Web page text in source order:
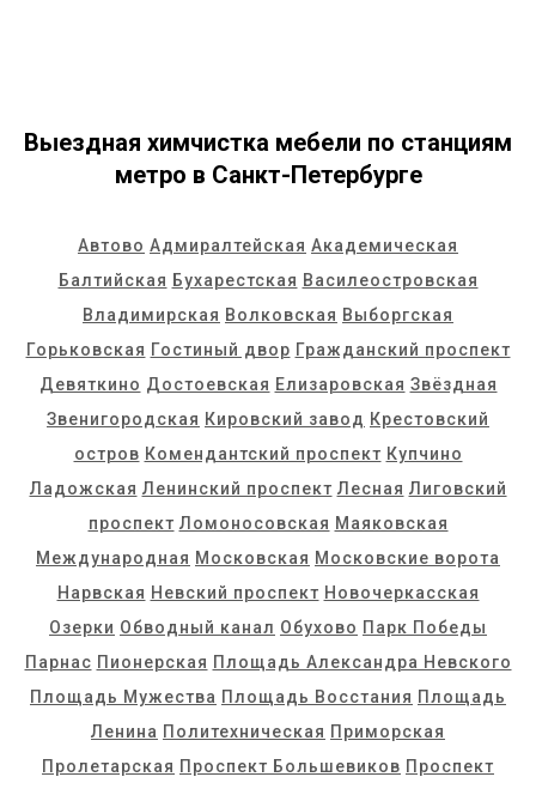
Выездная химчистка мебели по станциям
метро в Санкт-Петербурге
Автово Адмиралтейская Академическая
Балтийская Бухарестская Василеостровская
Владимирская Волковская Выборгская
Горьковская Гостиный двор Гражданский проспект
Девяткино Достоевская Елизаровская Звёздная
Звенигородская Кировский завод Крестовский
остров Комендантский проспект Купчино
Ладожская Ленинский проспект Лесная Лиговский
проспект Ломоносовская Маяковская
Международная Московская Московские ворота
Нарвская Невский проспект Новочеркасская
Озерки Обводный канал Обухово Парк Победы
Парнас Пионерская Площадь Александра Невского
Площадь Мужества Площадь Восстания Площадь
Ленина Политехническая Приморская
Пролетарская Проспект Большевиков Проспект